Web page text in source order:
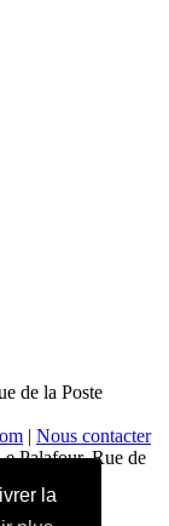
la
de la Poste
| Nous contacter
Palafour, Rue de